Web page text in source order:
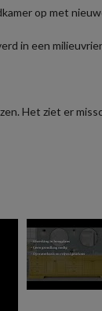
op met
in een
Het ziet er